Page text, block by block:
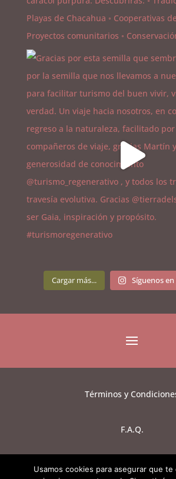
Cargar más... Síguenos
Términos y
F.A.Q.
Aviso de Privacidad
Usamos cookies para asegurar que te